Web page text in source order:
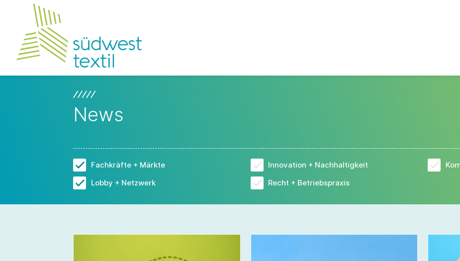
News
Fachkräfte + Märkte Innovation + Nachhaltigkeit
Lobby + Netzwerk
Recht + Betriebspraxis